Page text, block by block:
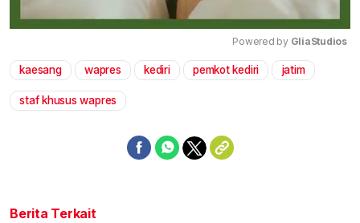
Mute
Powered by GliaStudios
kaesang wapres kediri pemkot kediri jatim
staf khusus wapres
Berita Terkait